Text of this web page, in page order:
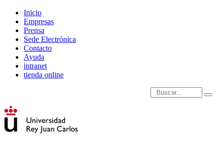
Inicio
Empresas
Prensa
Sede Electrónica
Contacto
Ayuda
intranet
tienda online
Introduce términos de